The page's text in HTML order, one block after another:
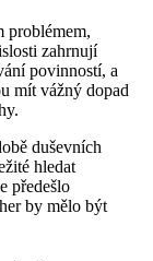
problémem,
zahrnují
povinností, a
mít vážný dopad
duševních
hledat
předešlo
by mělo být